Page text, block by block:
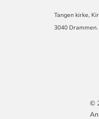
Tangen kirke,
3040 Drammen.
©